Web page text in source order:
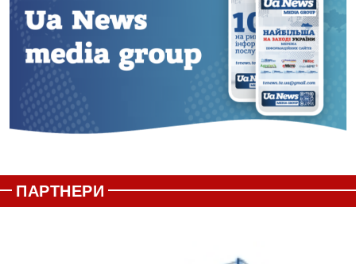
ПАРТНЕРИ